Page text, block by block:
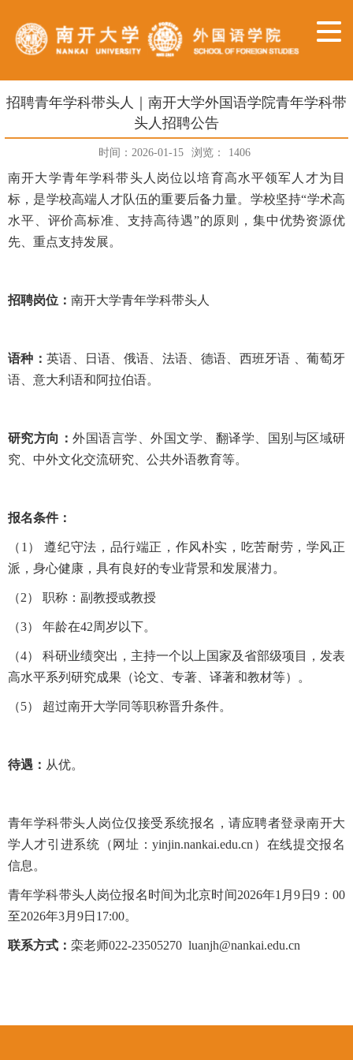
招聘青年学科带头人｜南开大学外国语学院青年学科带
头人招聘公告
时间：2026-01-15 浏览： 1406
南开大学青年学科带头人岗位以培育高水平领军人才为目
标，是学校高端人才队伍的重要后备力量。学校坚持“学术高
水平、评价高标准、支持高待遇”的原则，集中优势资源优
先、重点支持发展。
招聘岗位： 南开大学青年学科带头人
语种： 英语、日语、俄语、法语、德语、西班牙语 、葡萄牙
语、意大利语和阿拉伯语。
研究方向：外国语言学、外国文学、翻译学、国别与区域研
究、中外文化交流研究、公共外语教育等。
报名条件：
（1） 遵纪守法，品行端正，作风朴实，吃苦耐劳，学风正
派，身心健康，具有良好的专业背景和发展潜力。
（2） 职称：副教授或教授
（3） 年龄在42周岁以下。
（4） 科研业绩突出，主持一个以上国家及省部级项目，发表
高水平系列研究成果（论文、专著、译著和教材等）。
（5） 超过南开大学同等职称晋升条件。
待遇： 从优。
青年学科带头人岗位仅接受系统报名，请应聘者登录南开大
学人才引进系统（网址：yinjin.nankai.edu.cn）在线提交报名
信息。
青年学科带头人岗位报名时间为北京时间2026年1月9日9：00
至2026年3月9日17:00。
联系方式： 栾老师022-23505270 luanjh@nankai.edu.cn